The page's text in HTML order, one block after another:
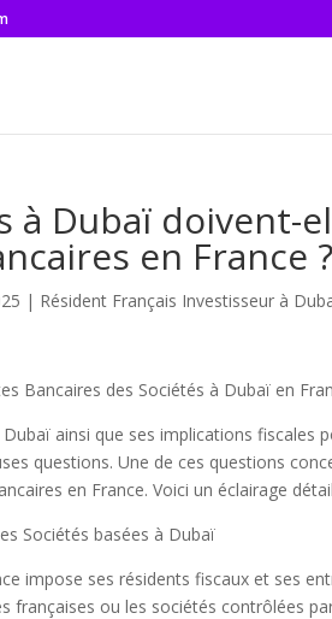
à Dubaï doivent-
en France ?
| Résident Français Investisseur à
Bancaires des Sociétés à Dubaï en
ainsi que ses implications fiscales
questions. Une de ces questions
en France. Voici un éclairage
Sociétés basées à Dubaï
impose ses résidents fiscaux et ses
françaises ou les sociétés contrôlées